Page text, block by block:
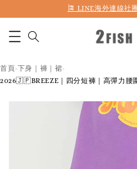
首購折50 ｜ 滿1,500 免運 ｜ 滿
首頁›下身｜褲｜裙›
2026🇯🇵BREEZE｜四分短褲｜高彈力腰